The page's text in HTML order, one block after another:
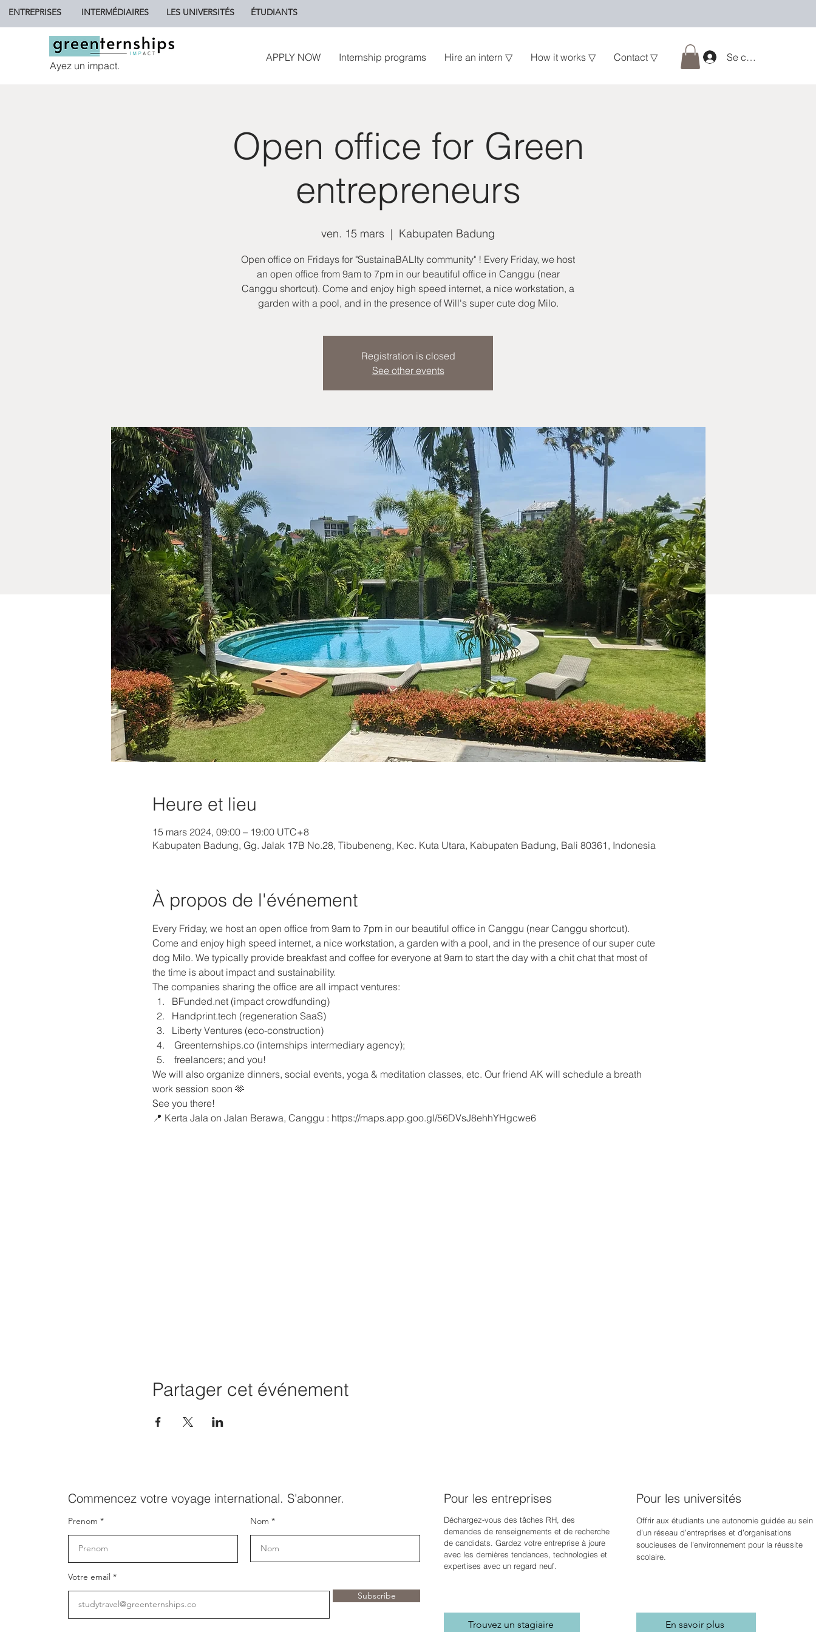
ENTREPRISES INTERMÉDIAIRES LES UNIVERSITÉS ÉTUDIANTS
Ayez un impact.
APPLY NOW Internship programs Hire an intern ▽ How it works ▽ Contact ▽ Se connecter
Open office for Green
entrepreneurs
ven. 15 mars
  |
Kabupaten Badung
Open office on Fridays for "SustainaBALIty community" ! Every Friday, we host
an open office from 9am to 7pm in our beautiful office in Canggu (near
Canggu shortcut). Come and enjoy high speed internet, a nice workstation, a
garden with a pool, and in the presence of Will's super cute dog Milo.
Registration is closed
See other events
Heure et lieu
15 mars 2024, 09:00 – 19:00 UTC+8
Kabupaten Badung, Gg. Jalak 17B No.28, Tibubeneng, Kec. Kuta Utara, Kabupaten Badung, Bali 80361, Indonesia
À propos de l'événement
Every Friday, we host an open office from 9am to 7pm in our beautiful office in Canggu (near Canggu shortcut).
Come and enjoy high speed internet, a nice workstation, a garden with a pool, and in the presence of our super cute
dog Milo. We typically provide breakfast and coffee for everyone at 9am to start the day with a chit chat that most of
the time is about impact and sustainability.
The companies sharing the office are all impact ventures:
BFunded.net (impact crowdfunding)
Handprint.tech (regeneration SaaS)
Liberty Ventures (eco-construction)
Greenternships.co (internships intermediary agency);
freelancers; and you!
We will also organize dinners, social events, yoga & meditation classes, etc. Our friend AK⁩ will schedule a breath
work session soon 🫶
See you there!
📍 Kerta Jala on Jalan Berawa, Canggu : https://maps.app.goo.gl/56DVsJ8ehhYHgcwe6
Partager cet événement
Commencez votre voyage international. S'abonner.
Prenom Nom
Votre email
Subscribe
Pour les entreprises Pour les universités
Déchargez-vous des tâches RH, des
demandes de renseignements et de recherche
de candidats. Gardez votre entreprise à joure
avec les dernières tendances, technologies et
expertises avec un regard neuf.
Offrir aux étudiants une autonomie guidée au sein
d’un réseau d’entreprises et d’organisations
soucieuses de l’environnement pour la réussite
scolaire.
Trouvez un stagiaire En savoir plus